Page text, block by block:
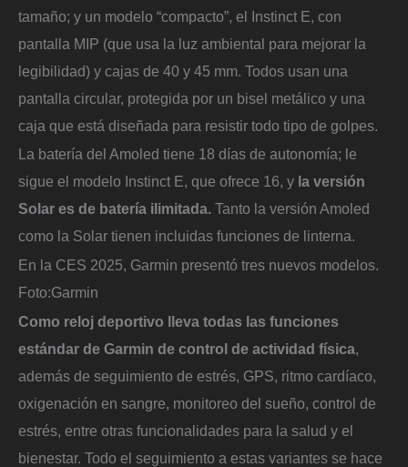
tamaño; y un modelo “compacto”, el Instinct E, con
pantalla MIP (que usa la luz ambiental para mejorar la
legibilidad) y cajas de 40 y 45 mm. Todos usan una
pantalla circular, protegida por un bisel metálico y una
caja que está diseñada para resistir todo tipo de golpes.
La batería del Amoled tiene 18 días de autonomía; le
sigue el modelo Instinct E, que ofrece 16, y la versión
Solar es de batería ilimitada. Tanto la versión Amoled
como la Solar tienen incluidas funciones de linterna.
En la CES 2025, Garmin presentó tres nuevos modelos.
Foto:Garmin
Como reloj deportivo lleva todas las funciones
estándar de Garmin de control de actividad física
además de seguimiento de estrés, GPS, ritmo cardíaco,
oxigenación en sangre, monitoreo del sueño, control de
estrés, entre otras funcionalidades para la salud y el
bienestar. Todo el seguimiento a estas variantes se hace